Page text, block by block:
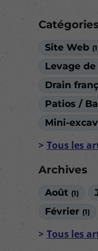
Catégories
Site Web
Levage
Drain
Patios /
Mini-
Tous les
Archives
Août (1)
Février (1)
Tous les